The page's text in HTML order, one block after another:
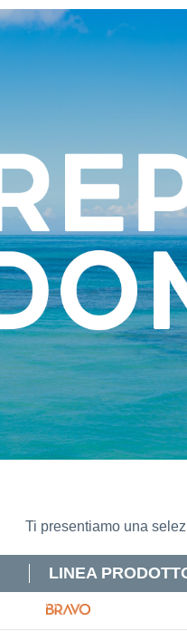
Ti presentiamo una
LINEA